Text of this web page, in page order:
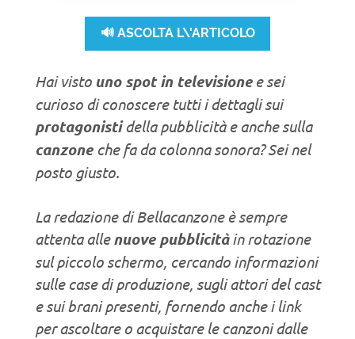
🔊 ASCOLTA L\'ARTICOLO
Hai visto uno spot in televisionee sei
curioso di conoscere tutti i dettagli sui
protagonistidella pubblicità e anche sulla
canzone che fa da colonna sonora? Sei nel
posto giusto.
La redazione di Bellacanzone è sempre
attenta allenuove pubblicitàin rotazione
sul piccolo schermo, cercando informazioni
sulle case di produzione, sugli attori del cast
e sui brani presenti, fornendo anche i link
per ascoltare o acquistare le canzoni dalle